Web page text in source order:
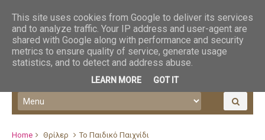
Home Θρίλερ Το Παιδικό Παιχνίδι
This site uses cookies from Google to deliver its services
and to analyze traffic. Your IP address and user-agent are
shared with Google along with performance and security
metrics to ensure quality of service, generate usage
statistics, and to detect and address abuse.
LEARN MORE GOT IT